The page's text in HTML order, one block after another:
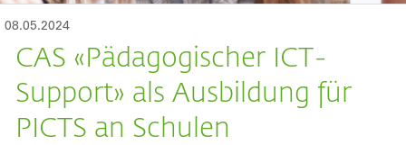
08.05.2024
CAS «Pädagogischer ICT-
Support» als Ausbildung für
PICTS an Schulen